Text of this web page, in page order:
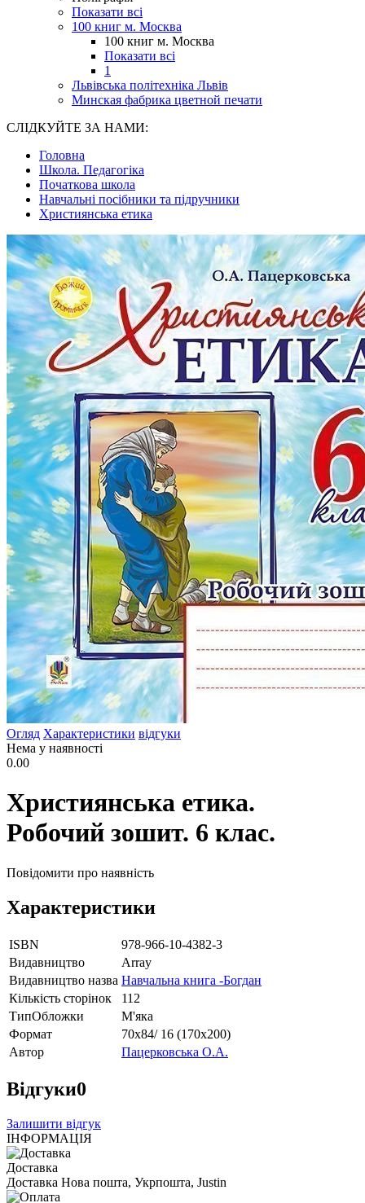
Показати всі
100 книг м. Москва
100 книг м. Москва
Показати всі
1
Львівська політехніка Львів
Минская фабрика цветной печати
СЛІДКУЙТЕ ЗА НАМИ:
Головна
Школа. Педагогіка
Початкова школа
Навчальні посібники та підручники
Християнська етика
Огляд Характеристики відгуки
Нема у наявності
0.00
Християнська етика.
Робочий зошит. 6 клас.
Повідомити про наявність
Характеристики
ISBN
978-966-10-4382-3
Видавництво
Array
Видавництво назва Навчальна книга -Богдан
Кількість сторінок
112
ТипОбложки
М'яка
Формат
70х84/ 16 (170х200)
Автор
Пацерковська О.А.
Відгуки0
Залишити відгук
ІНФОРМАЦІЯ
Доставка
Доставка Нова пошта, Укрпошта, Justin